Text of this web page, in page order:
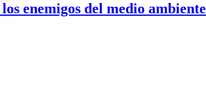
enemigos del medio ambiente